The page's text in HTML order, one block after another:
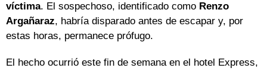
víctima. El sospechoso, identificado como Renzo
Argañaraz, habría disparado antes de escapar y, por
estas horas, permanece prófugo.
El hecho ocurrió este fin de semana en el hotel Express,